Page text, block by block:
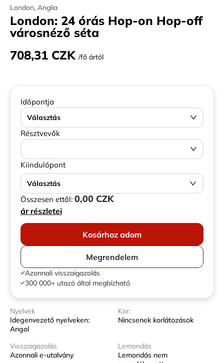
London, Anglia
London: 24 órás Hop-on Hop-off
városnéző séta
708,31 CZK /fő ártól
Időpontja
Választás
Résztvevők
Kiindulópont
Választás
Összesen ettől: 0,00 CZK
ár részletei
Kosárhoz adom
Megrendelem
Azonnali visszaigazolás
300 000+ utazó által megbízható
Nyelvek
Idegenvezető nyelveken:
Angol
Kor:
Nincsenek korlátozások
Visszaigazolás
Azonnali e-utalvány
Lemondás
Lemondás nem